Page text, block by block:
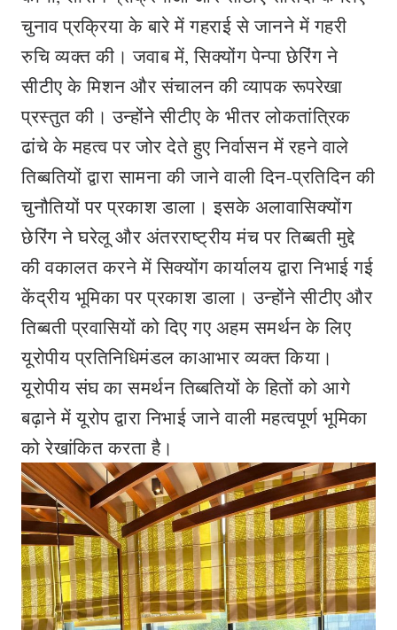
चुनाव प्रक्रिया के बारे में गहराई से जानने में गहरी
रुचि व्यक्त की। जवाब में, सिक्योंग पेन्पा छेरिंग ने
सीटीए के मिशन और संचालन की व्यापक रूपरेखा
प्रस्‍तुत की। उन्होंने सीटीए के भीतर लोकतांत्रिक
ढांचे के महत्व पर जोर देते हुए निर्वासन में रहने वाले
तिब्बतियों द्वारा सामना की जाने वाली दिन-प्रतिदिन की
चुनौतियों पर प्रकाश डाला। इसके अलावासि‍क्योंग
छेरिंग ने घरेलू और अंतरराष्ट्रीय मंच पर तिब्बती मुद्दे
की वकालत करने में सिक्योंग कार्यालय द्वारा निभाई गई
केंद्रीय भूमिका पर प्रकाश डाला। उन्होंने सीटीए और
तिब्बती प्रवासियों को दिए गए अहम समर्थन के लिए
यूरोपीय प्रतिनिधिमंडल काआभार व्यक्त किया।
यूरोपीय संघ का समर्थन तिब्बतियों के हितों को आगे
बढ़ाने में यूरोप द्वारा निभाई जाने वाली महत्वपूर्ण भूमिका
को रेखांकित करता है।